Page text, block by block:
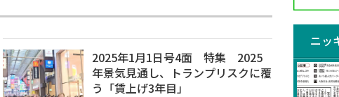
2025年1月1日号4面 特集 2025
年景気見通し、トランプリスクに覆
う「賃上げ3年目」
ニッ